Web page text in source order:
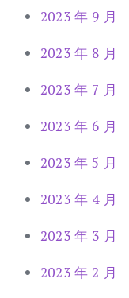
2023 年 9 月
2023 年 8 月
2023 年 7 月
2023 年 6 月
2023 年 5 月
2023 年 4 月
2023 年 3 月
2023 年 2 月